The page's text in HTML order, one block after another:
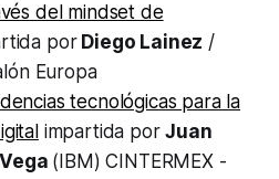
del mindset de
porDiego Lainez /
Europa
tecnológicas para la
impartida porJuan
(IBM) CINTERMEX -